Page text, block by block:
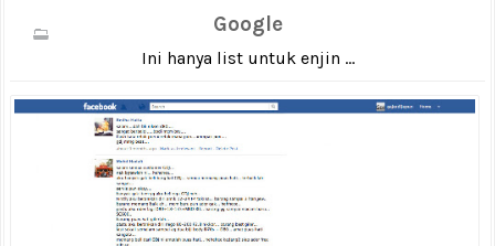
Google
Ini hanya list untuk enjin ...